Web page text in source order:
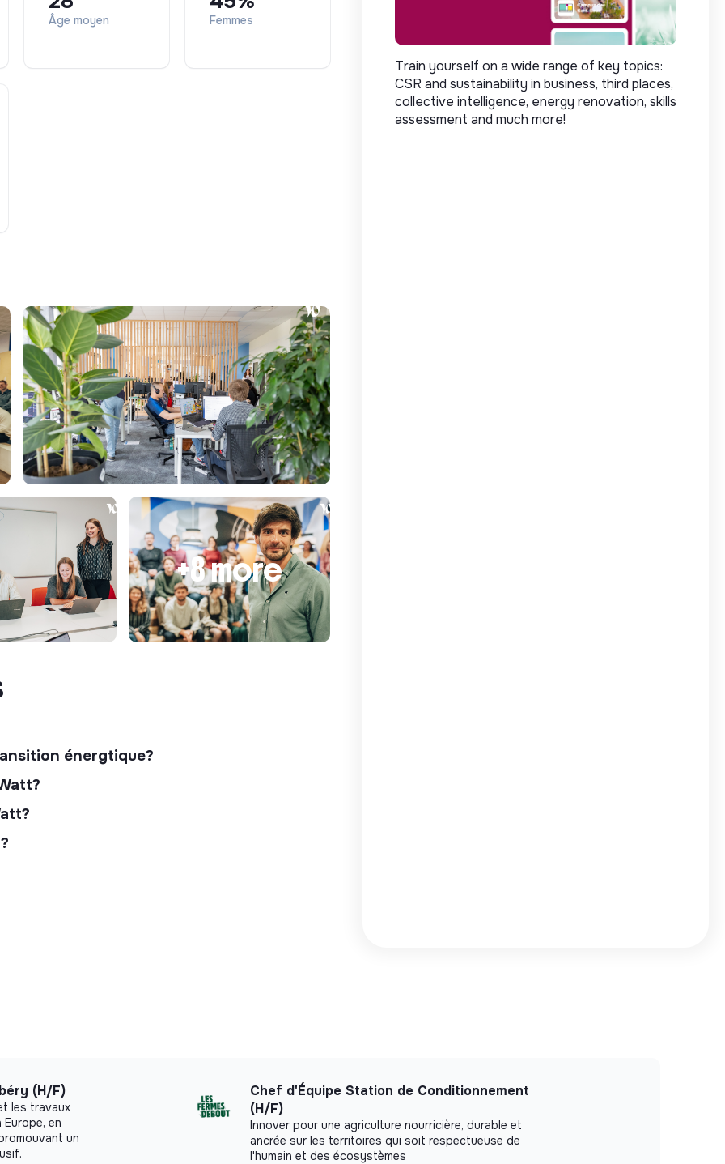
leurs objectifs et en assurant
Âge moyen Femmes
+8 more
énergtique?
Train yourself on a wide range of key topics:
CSR and sustainability in business, third places,
collective intelligence, energy renovation, skills
assessment and much more!
(H/F)
les travaux
en
un
Chef d'Équipe Station de Conditionnement
(H/F)
Innover pour une agriculture nourricière, durable et
ancrée sur les territoires qui soit respectueuse de
l'humain et des écosystèmes